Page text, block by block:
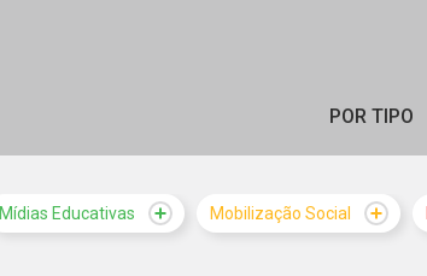
POR TIPO
Mídias Educativas Mobilização Social